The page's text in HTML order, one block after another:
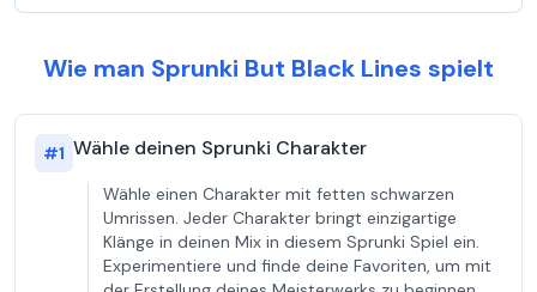
Wie man Sprunki But Black Lines spielt
#1 Wähle deinen Sprunki Charakter
Wähle einen Charakter mit fetten schwarzen
Umrissen. Jeder Charakter bringt einzigartige
Klänge in deinen Mix in diesem Sprunki Spiel ein.
Experimentiere und finde deine Favoriten, um mit